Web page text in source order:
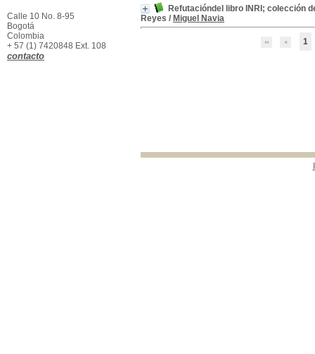
Refutacióndel libro INRI; colección
Reyes / Miguel Navia
1
Colombia -Constitución Política, 1991
Política, 1991
Colombia -Historia política
Colombia -Historia política
[1]
Colombia -Sosiedad Industrial
Colombia -Sosiedad
Industrial
Calle 10 No. 8-95
Bogotá
Colombia
+ 57 (1) 7420848 Ext. 108
contacto